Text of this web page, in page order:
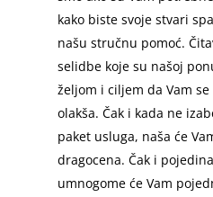
kako biste svoje stvari
našu stručnu pomoć.
selidbe koje su našoj
željom i ciljem da Vam
olakša. Čak i kada ne
paket usluga, naša će
dragocena. Čak i
umnogome će Vam